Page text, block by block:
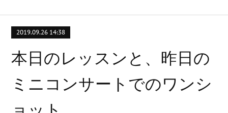
2019.09.26 14:38
本日のレッスンと、昨日の
ミニコンサートでのワンシ